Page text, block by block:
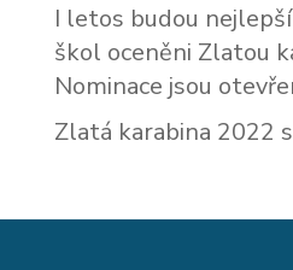
I letos budou
škol oceněni Zlatou
Nominace jsou
Zlatá karabina 2022